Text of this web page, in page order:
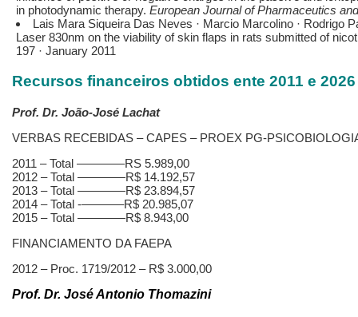
in photodynamic therapy. European Journal of Pharmaceutics
Lais Mara Siqueira Das Neves · Marcio Marcolino · Rodrigo
Laser 830nm on the viability of skin flaps in rats submitted of
197 · January 2011
Recursos financeiros obtidos ente 2011 e
Prof. Dr. João-José Lachat
VERBAS RECEBIDAS – CAPES – PROEX PG-
2011 – Total ————RS 5.989,00
2012 – Total ————R$ 14.192,57
2013 – Total ————R$ 23.894,57
2014 – Total -­———–R$ 20.985,07
2015 – Total ————R$ 8.943,00
FINANCIAMENTO DA FAEPA
2012 – Proc. 1719/2012 – R$ 3.000,00
Prof. Dr. José Antonio Thomazini